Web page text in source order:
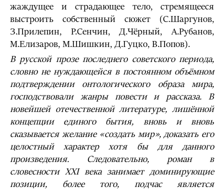
жаждущее и страдающее тело, стремящееся
выстроить собственный сюжет (С.Шаргунов,
З.Прилепин, Р.Сенчин, Д.Чёрный, А.Рубанов,
М.Елизаров, М.Шишкин, Д.Гуцко, В.Попов).
В русской прозе последнего советского периода,
словно не нуждающейся в постоянном объёмном
подтверждении онтологического образа мира,
господствовали жанры повести и рассказа. В
новейшей отечественной литературе, лишённой
концепции единого бытия, вновь и вновь
сказывается желание «создать мир», доказать его
целостный характер хотя бы для данного
произведения. Следовательно, роман в
словесностиXXIвека занимает доминирующие
позиции, более того, подчас является